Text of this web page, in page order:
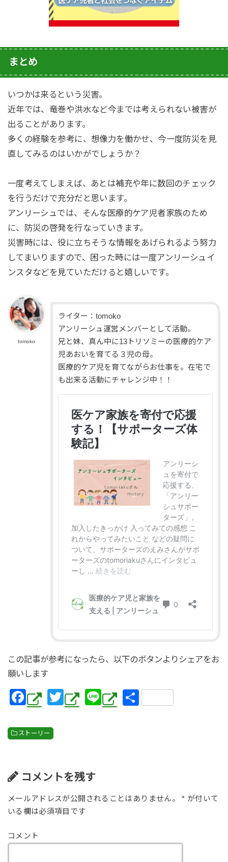
まとめ
いつかは来るという災害。
近年では、竜巻や洪水など今までは考えられない被害が
出ることがあります。
多くの経験を参考に、想像力を働かせ、今一度防災を見
直してみるのはいかがでしょうか？
一度考えてしまえば、あとは補充や年に数回のチェック
を行うだけで充分だと思います。
アンリーシュでは、そんな医療的ケア児者家族のため
に、防災の啓発を行なっていきます。
災害時には、役に立ちそうな情報をあげられるよう努力
してまいりますので、困った時には一度アンリーシュイ
ンスタなどを見ていただけると嬉しいです。
tomoko
ライター：tomoko
アンリーシュ運営メンバーとして活動。
兄と妹、真ん中に13トリソミーの医療的ケア
児あおいを育てる３児の母。
医療的ケア児を育てながらお仕事を。在宅で
も出来る活動にチャレンジ中！！
この記事が参考になったら、以下のボタンよりシェアをお
願いします
F
a
c
o
o
k
T
wi
Li
n
共
ストーリー
コメントを残す
メールアドレスが公開されることはありません。 * が付いて
いる欄は必須項目です
コメント